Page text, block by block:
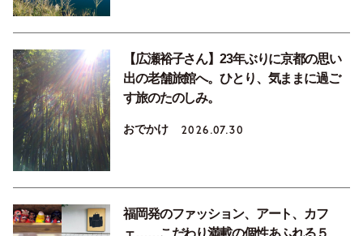
【広瀬裕子さん】23年ぶりに京都の思い
出の老舗旅館へ。ひとり、気ままに過ご
す旅のたのしみ。
おでかけ 2026.07.30
福岡発のファッション、アート、カフ
ェ……こだわり満載の個性あふれる５